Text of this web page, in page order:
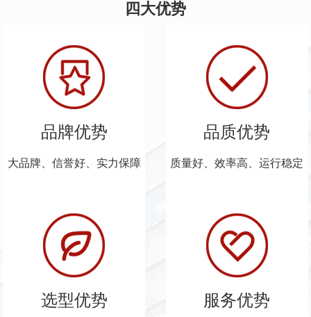
四大优势
品牌优势
大品牌、信誉好、实力保障
品质优势
质量好、效率高、运行稳定
选型优势 服务优势